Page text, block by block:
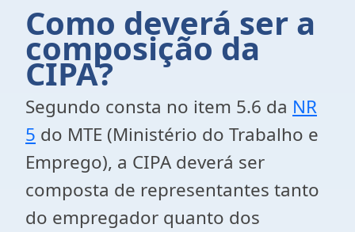
Como deverá ser a
composição da
CIPA?
Segundo consta no item 5.6 da NR
5 do MTE (Ministério do Trabalho e
Emprego), a CIPA deverá ser
composta de representantes tanto
do empregador quanto dos